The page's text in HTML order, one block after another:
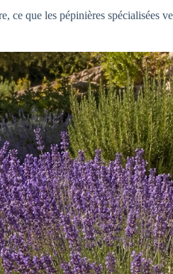
ce que les pépinières spécialisées